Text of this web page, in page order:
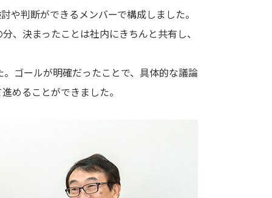
判断ができるメンバーで構成しました。
、決まったことは社内にきちんと共有し、
ゴールが明確だったことで、具体的な議論
めることができました。